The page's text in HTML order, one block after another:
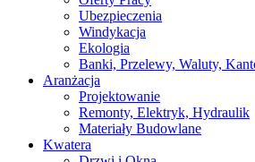
Ubezpieczenia
Windykacja
Ekologia
Banki, Przelewy, Waluty,
Aranżacja
Projektowanie
Remonty, Elektryk, Hydraulik
Materiały Budowlane
Kwatera